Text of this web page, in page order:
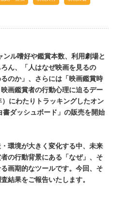
ル嗜好や鑑賞本数、利用劇場と
ん、「人はなぜ映画を見るの
のか」、さらには「映画鑑賞時
画鑑賞者の行動心理に迫るデー
にわたりトラッキングしたオン
ダッシュボード」の販売を開始
環境が大きく変化する中、未来
の行動背景にある「なぜ」、そ
画期的なツールです。今回、そ
結果をご報告いたします。